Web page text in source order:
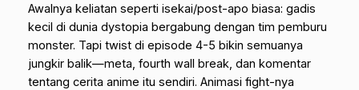
Awalnya keliatan seperti isekai/post-apo biasa: gadis
kecil di dunia dystopia bergabung dengan tim pemburu
monster. Tapi twist di episode 4-5 bikin semuanya
jungkir balik—meta, fourth wall break, dan komentar
tentang cerita anime itu sendiri. Animasi fight-nya